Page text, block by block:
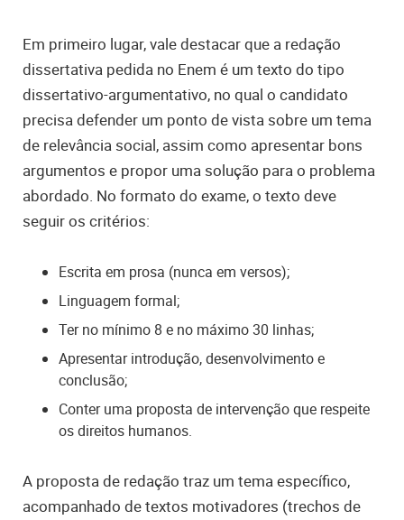
Em primeiro lugar, vale destacar que a redação
dissertativa pedida no Enem é um texto do tipo
dissertativo-argumentativo, no qual o candidato
precisa defender um ponto de vista sobre um tema
de relevância social, assim como apresentar bons
argumentos e propor uma solução para o problema
abordado. No formato do exame, o texto deve
seguir os critérios:
Escrita em prosa (nunca em versos);
Linguagem formal;
Ter no mínimo 8 e no máximo 30 linhas;
Apresentar introdução, desenvolvimento e
conclusão;
Conter uma proposta de intervenção que respeite
os direitos humanos.
A proposta de redação traz um tema específico,
acompanhado de textos motivadores (trechos de